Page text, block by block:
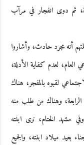
ثم دوى انفجار في مرآب
أنه مجرد حادث، وأشاروا
العام، لعدم كفاية الأدلة،
لقبوه بالمفجر، هناك
الرابعة، وهناك من طلب منه
مشهد الختام، نرى ابنته
بعيد ميلاد ابنته، والجميع